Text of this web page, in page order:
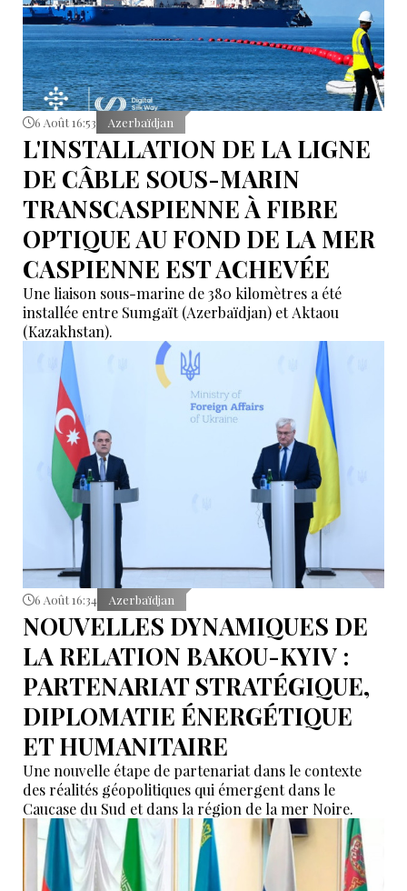
6 Août 16:53 Azerbaïdjan
L'INSTALLATION DE LA LIGNE
DE CÂBLE SOUS-MARIN
TRANSCASPIENNE À FIBRE
OPTIQUE AU FOND DE LA MER
CASPIENNE EST ACHEVÉE
Une liaison sous-marine de 380 kilomètres a été
installée entre Sumgaït (Azerbaïdjan) et Aktaou
(Kazakhstan).
6 Août 16:34 Azerbaïdjan
NOUVELLES DYNAMIQUES DE
LA RELATION BAKOU-KYIV :
PARTENARIAT STRATÉGIQUE,
DIPLOMATIE ÉNERGÉTIQUE
ET HUMANITAIRE
Une nouvelle étape de partenariat dans le contexte
des réalités géopolitiques qui émergent dans le
Caucase du Sud et dans la région de la mer Noire.